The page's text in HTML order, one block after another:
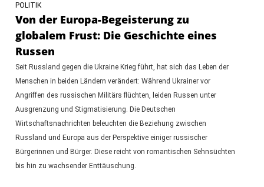
POLITIK
Von der Europa-Begeisterung zu
globalem Frust: Die Geschichte eines
Russen
Seit Russland gegen die Ukraine Krieg führt, hat sich das Leben der
Menschen in beiden Ländern verändert: Während Ukrainer vor
Angriffen des russischen Militärs flüchten, leiden Russen unter
Ausgrenzung und Stigmatisierung. Die Deutschen
Wirtschaftsnachrichten beleuchten die Beziehung zwischen
Russland und Europa aus der Perspektive einiger russischer
Bürgerinnen und Bürger. Diese reicht von romantischen Sehnsüchten
bis hin zu wachsender Enttäuschung.